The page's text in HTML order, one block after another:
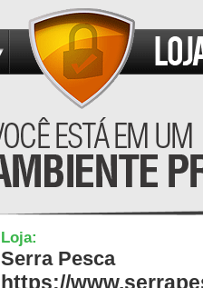
Loja:
Serra Pesca
https://